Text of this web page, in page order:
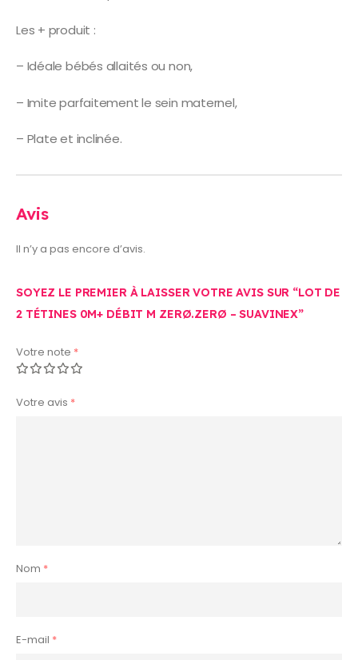
Les + produit :
– Idéale bébés allaités ou non,
– Imite parfaitement le sein maternel,
– Plate et inclinée.
Avis
Il n’y a pas encore d’avis.
SOYEZ LE PREMIER À LAISSER VOTRE AVIS SUR “LOT DE
2 TÉTINES 0M+ DÉBIT M ZERØ.ZERØ – SUAVINEX”
Votre note *
Votre avis *
Nom *
E-mail *